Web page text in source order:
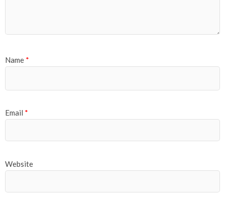
Name *
Email *
Website